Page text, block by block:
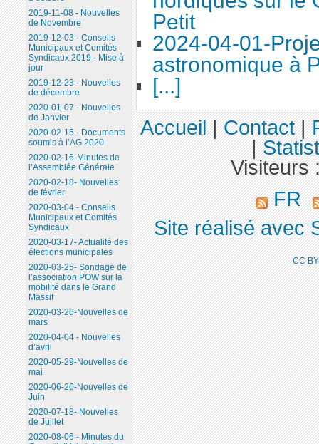
Petit
2024-04-01-
astronomique à
[...]
2019-11-08 - Nouvelles
de Novembre
2019-12-03 - Conseils
Municipaux et Comités
Syndicaux 2019 - Mise à
jour
2019-12-23 - Nouvelles
de décembre
2020-01-07 - Nouvelles
de Janvier
2020-02-15 - Documents
soumis à l’AG 2020
2020-02-16-Minutes de
l’Assemblée Générale
2020-02-18- Nouvelles
de février
2020-03-04 - Conseils
Municipaux et Comités
Syndicaux
2020-03-17- Actualité des
élections municipales
2020-03-25- Sondage de
l’association POW sur la
mobilité dans le Grand
Massif
2020-03-26-Nouvelles de
mars
2020-04-04 - Nouvelles
d’avril
2020-05-29-Nouvelles de
mai
2020-06-26-Nouvelles de
Juin
2020-07-18- Nouvelles
de Juillet
2020-08-06 - Minutes du
Accueil|Contact|
|
Visiteurs
FR
Site réalisé avec
CC